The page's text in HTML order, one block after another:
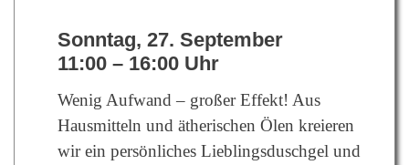
Sonntag, 27. September
11:00 – 16:00 Uhr
Wenig Aufwand – großer Effekt! Aus
Hausmitteln und ätherischen Ölen kreieren
wir ein persönliches Lieblingsduschgel und